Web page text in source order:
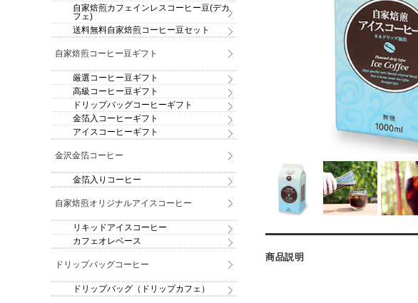
商品説明
自家焙煎カフェインレスコーヒー豆(デカ
フェ)
送料無料自家焙煎コーヒー豆セット
自家焙煎コーヒー豆ギフト
厳選コーヒー豆ギフト
高級コーヒー豆ギフト
ドリップバッグコーヒーギフト
金箔入コーヒーギフト
アイスコーヒーギフト
金沢金箔コーヒー
金箔入りコーヒー
自家焙煎オリジナルアイスコーヒー
リキッドアイスコーヒー
カフェオレベース
ドリップバッグコーヒー
ドリップバッグ（ドリップカフェ）